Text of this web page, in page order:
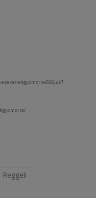
ehgyomorra/026jxz7
Reggeli